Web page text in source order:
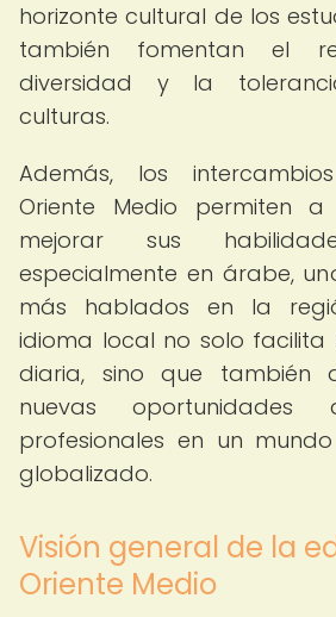
horizonte cultural de los
también fomentan el
diversidad y la
culturas.
Además, los
Oriente Medio permiten a
mejorar sus
especialmente en árabe,
más hablados en la
idioma local no solo facilita
diaria, sino que también
nuevas oportunidades
profesionales en un
globalizado.
Visión general de la
Oriente Medio